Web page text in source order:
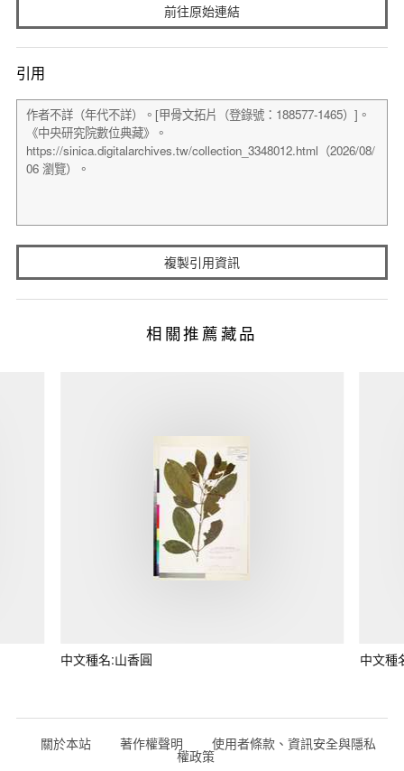
前往原始連結
引用
複製引用資訊
相關推薦藏品
中文種名:山香圓 中文種
關於本站 著作權聲明 使用者條款、資訊安全與隱私
權政策